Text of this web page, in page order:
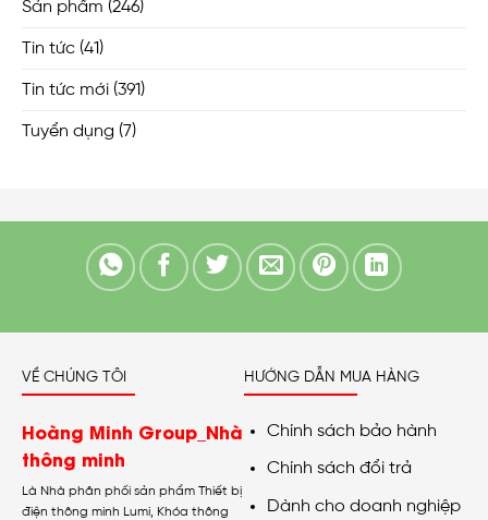
Sản phẩm (246)
Tin tức (41)
Tin tức mới (391)
Tuyển dụng (7)
VỀ CHÚNG TÔI
Hoàng Minh Group_Nhà
thông minh
Là Nhà phân phối sản phẩm Thiết bị
điện thông minh Lumi, Khóa thông
HƯỚNG DẪN MUA HÀNG
Chính sách bảo hành
Chính sách đổi trả
Dành cho doanh nghiệp